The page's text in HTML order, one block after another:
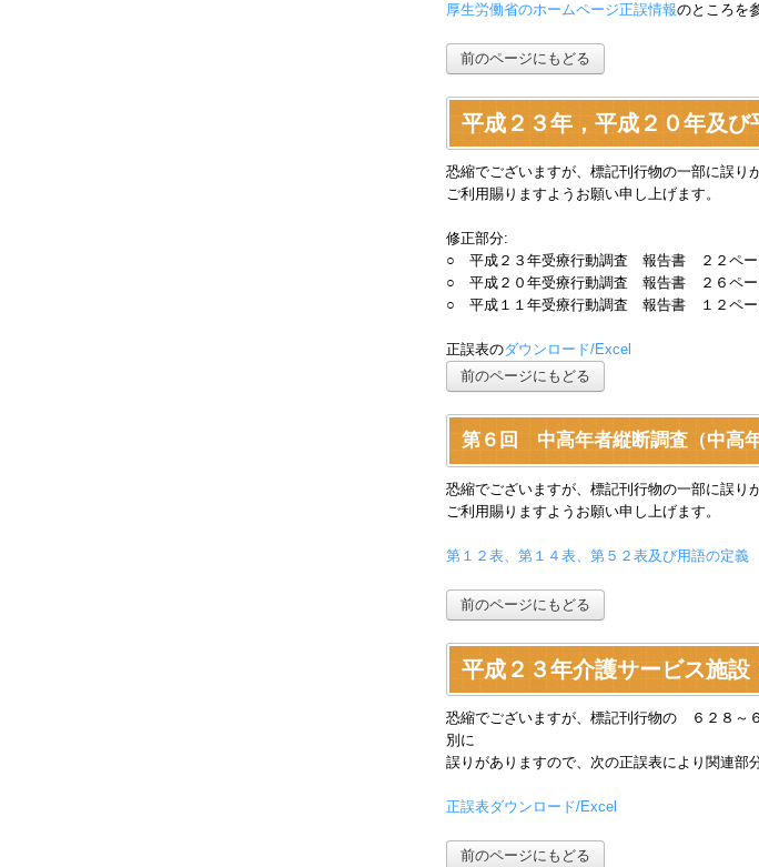
厚生労働省のホームページ正誤情報のところを
前のページにもどる
平成２３年，平成２０年及
恐縮でございますが、標記刊行物の一部に誤り
ご利用賜りますようお願い申し上げます。
修正部分:
○ 平成２３年受療行動調査 報告書 ２２ペー
○ 平成２０年受療行動調査 報告書 ２６ペー
○ 平成１１年受療行動調査 報告書 １２ペー
正誤表のダウンロード/Excel
前のページにもどる
第６回 中高年者縦断調査（中高
恐縮でございますが、標記刊行物の一部に誤り
ご利用賜りますようお願い申し上げます。
第１２表、第１４表、第５２表及び用語の定
前のページにもどる
平成２３年介護サービス施
恐縮でございますが、標記刊行物の ６２８～
別に
誤りがありますので、次の正誤表により関連部
正誤表ダウンロード/Excel
前のページにもどる